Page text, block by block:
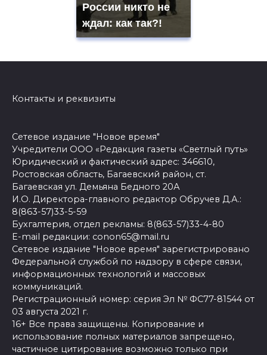
России никто не
ждал: как так?!
Контакты и реквизиты
Сетевое издание "Новое время"
Учредители ООО «Редакция газеты «Светлый путь»
Юридический и фактический адрес: 346610,
Ростовская область, Багаевский район, ст.
Багаевская ул. Демьяна Бедного 20А
И.О. Директора-главного редактор Обручев Д.А.:
8(863-57)33-5-59
Бухгалтерия, отдел рекламы: 8(863-57)33-4-80
E-mail редакции: conon65@mail.ru
Сетевое издание "Новое время" зарегистрировано
Федеральной службой по надзору в сфере связи,
информационных технологий и массовых
коммуникаций.
Регистрационный номер: серия Эл № ФС77-81544 от
03 августа 2021 г.
16+ Все права защищены. Копирование и
использование полных материалов запрещено,
частичное цитирование возможно только при